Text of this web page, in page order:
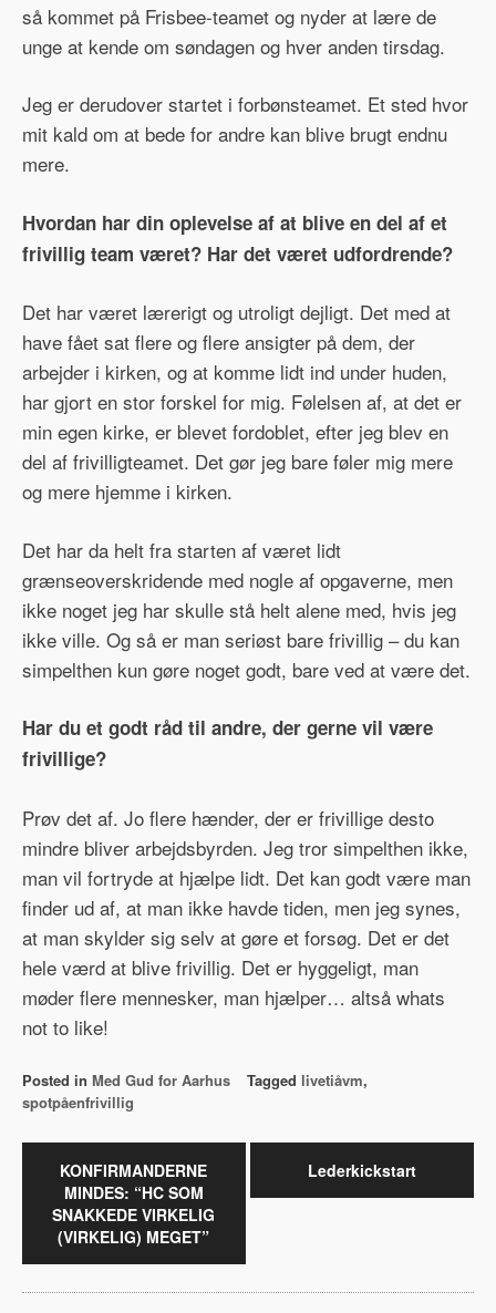
så kommet på Frisbee-teamet og nyder at lære de
unge at kende om søndagen og hver anden tirsdag.
Jeg er derudover startet i forbønsteamet. Et sted hvor
mit kald om at bede for andre kan blive brugt endnu
mere.
Hvordan har din oplevelse af at blive en del af et
frivillig team været? Har det været udfordrende?
Det har været lærerigt og utroligt dejligt. Det med at
have fået sat flere og flere ansigter på dem, der
arbejder i kirken, og at komme lidt ind under huden,
har gjort en stor forskel for mig. Følelsen af, at det er
min egen kirke, er blevet fordoblet, efter jeg blev en
del af frivilligteamet. Det gør jeg bare føler mig mere
og mere hjemme i kirken.
Det har da helt fra starten af været lidt
grænseoverskridende med nogle af opgaverne, men
ikke noget jeg har skulle stå helt alene med, hvis jeg
ikke ville. Og så er man seriøst bare frivillig – du kan
simpelthen kun gøre noget godt, bare ved at være det.
Har du et godt råd til andre, der gerne vil være
frivillige?
Prøv det af. Jo flere hænder, der er frivillige desto
mindre bliver arbejdsbyrden. Jeg tror simpelthen ikke,
man vil fortryde at hjælpe lidt. Det kan godt være man
finder ud af, at man ikke havde tiden, men jeg synes,
at man skylder sig selv at gøre et forsøg. Det er det
hele værd at blive frivillig. Det er hyggeligt, man
møder flere mennesker, man hjælper… altså whats
not to like!
Posted in Med Gud for Aarhus Tagged livetiåvm,
spotpåenfrivillig
Indlægsnavigation
KONFIRMANDERNE
MINDES: “HC SOM
SNAKKEDE VIRKELIG
(VIRKELIG) MEGET”
Lederkickstart